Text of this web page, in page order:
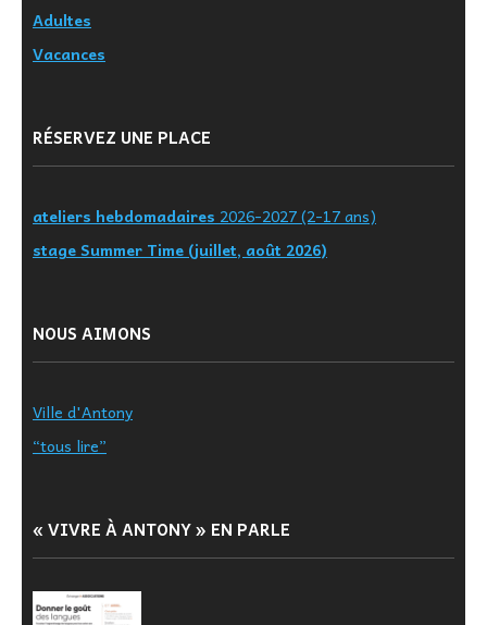
Adultes
Vacances
RÉSERVEZ UNE PLACE
ateliers hebdomadaires 2026-2027 (2-17 ans)
stage Summer Time (juillet, août 2026)
NOUS AIMONS
Ville d'Antony
“tous lire”
« VIVRE À ANTONY » EN PARLE